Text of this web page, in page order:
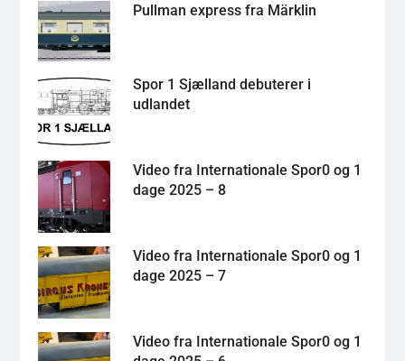
Pullman express fra Märklin
Spor 1 Sjælland debuterer i
udlandet
Video fra Internationale Spor0 og 1
dage 2025 – 8
Video fra Internationale Spor0 og 1
dage 2025 – 7
Video fra Internationale Spor0 og 1